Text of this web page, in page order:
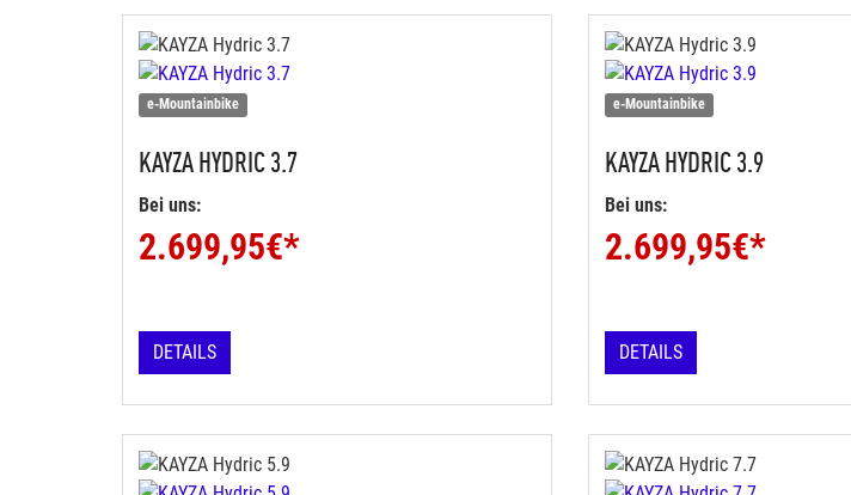
e-Mountainbike
KAYZAHYDRIC 3.7
Bei uns:
2.699,95€*
DETAILS
e-Mountainbike
KAYZAHYDRIC 3.9
Bei uns:
2.699,95€*
DETAILS